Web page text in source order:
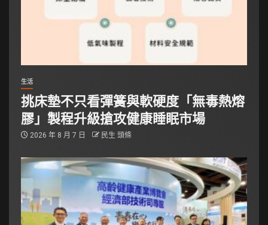
生活
挑床墊不只看彈簧與軟硬度「無毒熱熔
膠」製程升級搶攻健康睡眠市場
2026 年 8 月 7 日 民生 頭條